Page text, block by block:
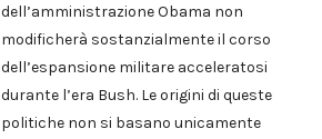
dell’amministrazione Obama non
modificherà sostanzialmente il corso
dell’espansione militare acceleratosi
durante l’era Bush. Le origini di queste
politiche non si basano unicamente